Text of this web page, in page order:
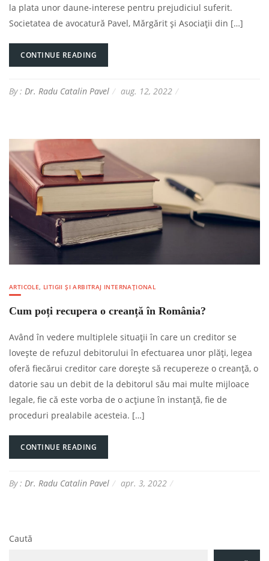
la plata unor daune-interese pentru prejudiciul suferit.
Societatea de avocatură Pavel, Mărgărit și Asociații din […]
CONTINUE READING
By : Dr. Radu Catalin Pavel aug. 12, 2022
ARTICOLE, LITIGII ȘI ARBITRAJ INTERNAȚIONAL
Cum poți recupera o creanță în România?
Având în vedere multiplele situații în care un creditor se
lovește de refuzul debitorului în efectuarea unor plăți, legea
oferă fiecărui creditor care dorește să recupereze o creanță, o
datorie sau un debit de la debitorul său mai multe mijloace
legale, fie că este vorba de o acțiune în instanță, fie de
proceduri prealabile acesteia. […]
CONTINUE READING
By : Dr. Radu Catalin Pavel apr. 3, 2022
Caută